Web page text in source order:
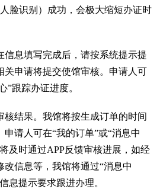
脸识别）成功，会极大缩短办证时
信息填写完成后，请按系统提示提
申请将提交使馆审核。申请人可
”跟踪办证进度。
核结果。我馆将按生成订单的时间
请人可在“我的订单”或“消息中
及时通过APP反馈审核进展，如经
信息等，我馆将通过“消息中
息提示要求跟进办理。